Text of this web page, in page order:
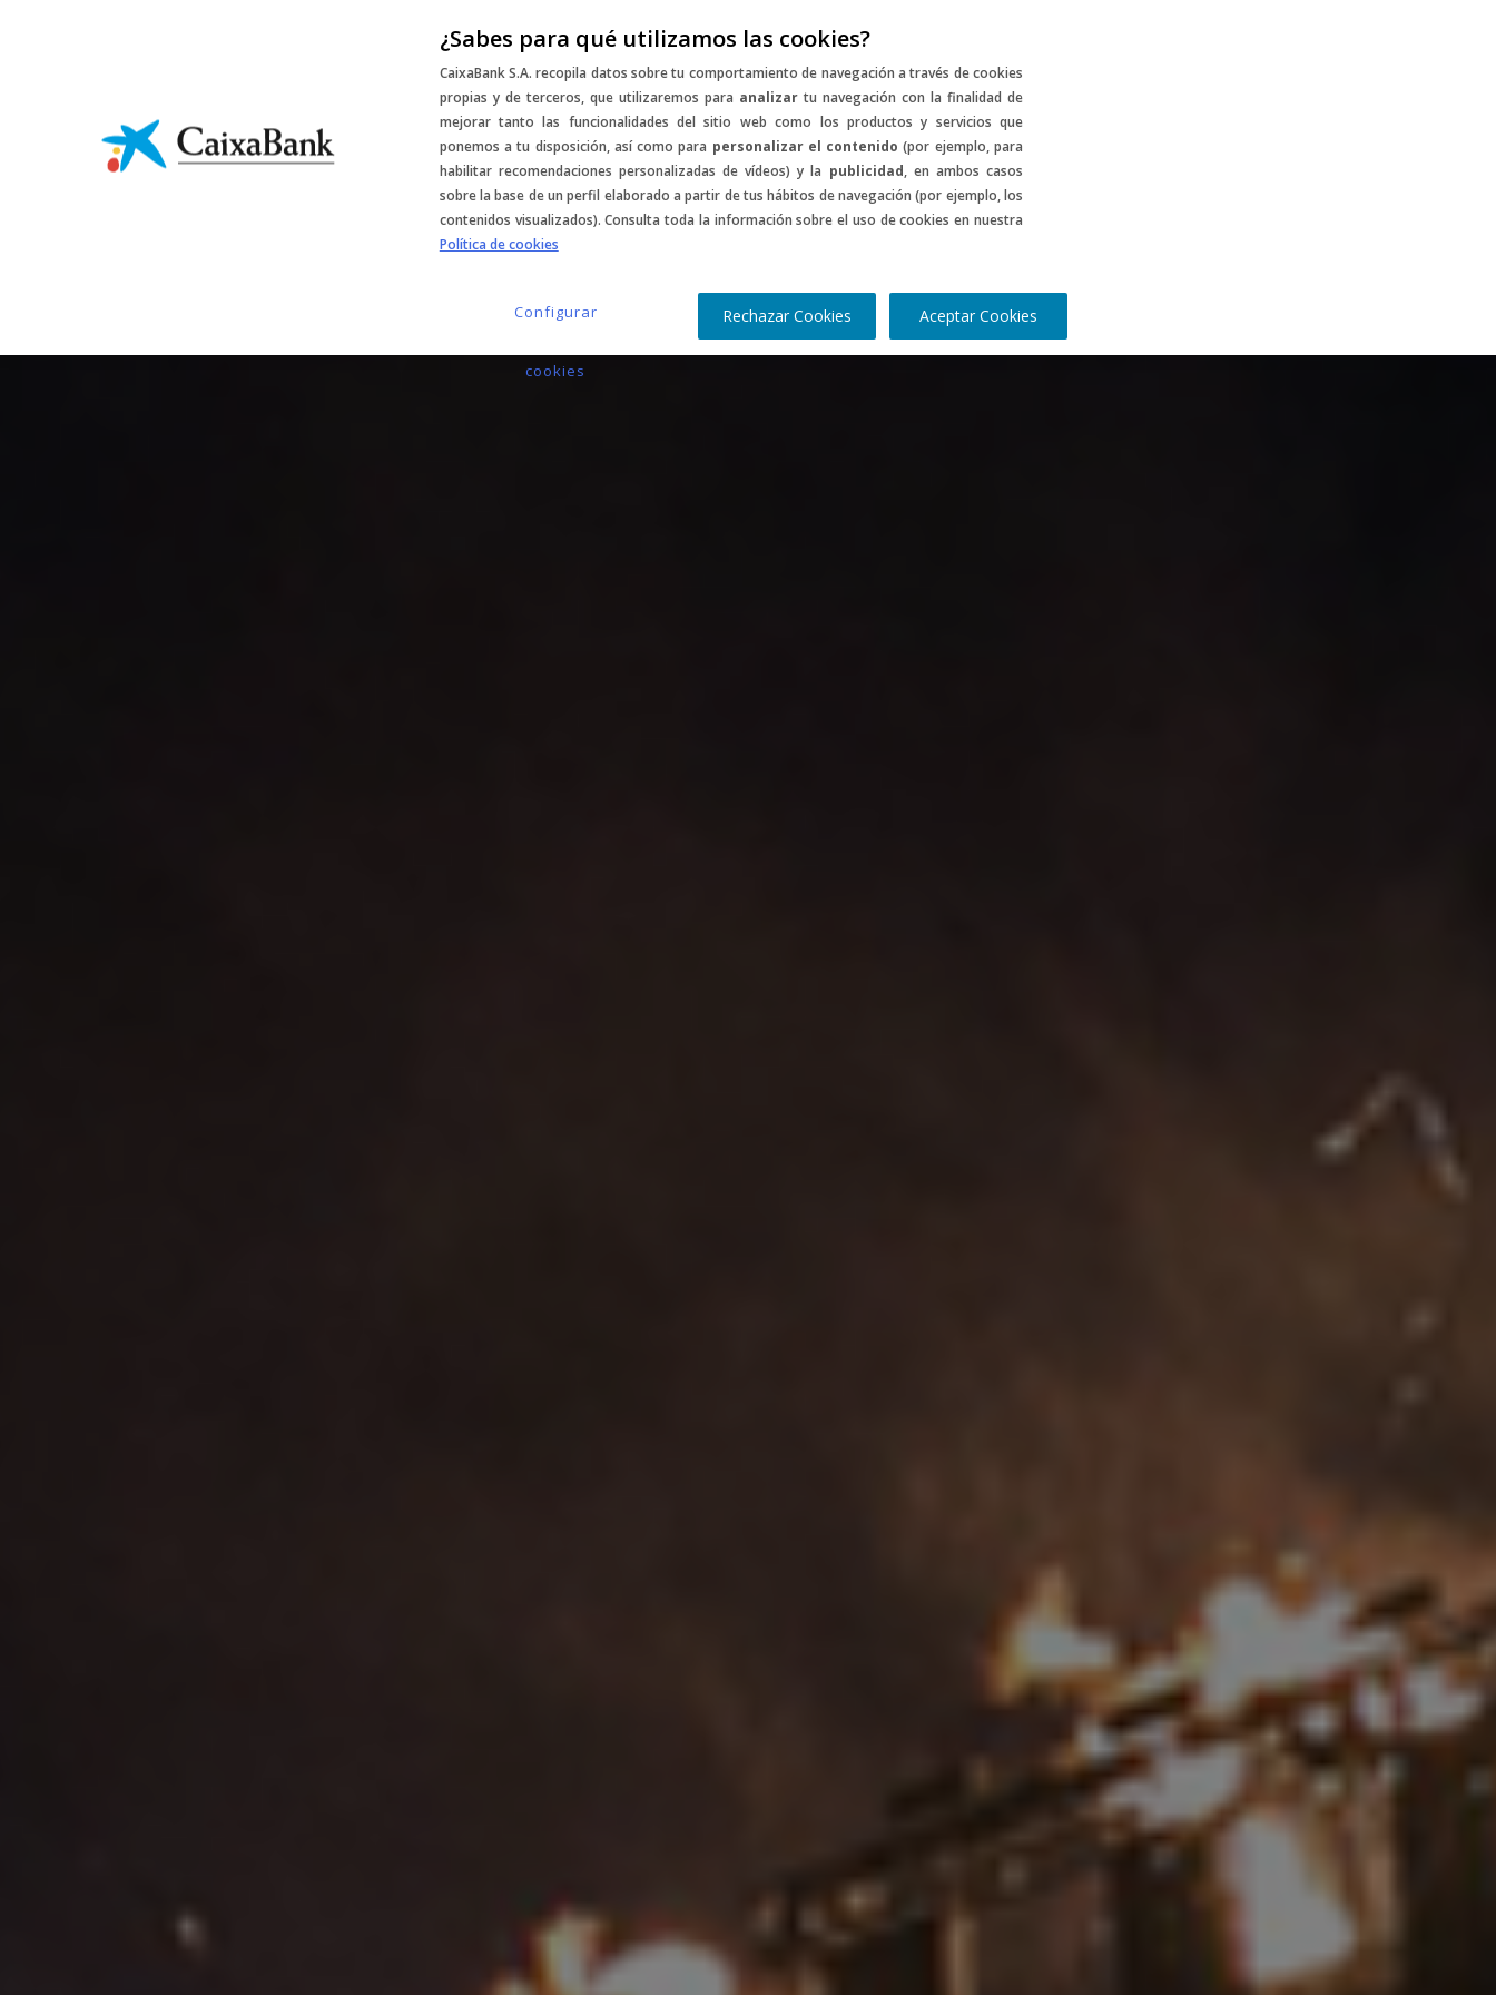
¿Sabes para qué utilizamos las cookies?
CaixaBank S.A. recopila datos sobre tu comportamiento de navegación a través de cookies
propias y de terceros, que utilizaremos para analizar tu navegación con la finalidad de
mejorar tanto las funcionalidades del sitio web como los productos y servicios que
ponemos a tu disposición, así como para personalizar el contenido (por ejemplo, para
habilitar recomendaciones personalizadas de vídeos) y la publicidad, en ambos casos
sobre la base de un perfil elaborado a partir de tus hábitos de navegación (por ejemplo, los
contenidos visualizados). Consulta toda la información sobre el uso de cookies en nuestra
Política de cookies
Configurar
cookies
Rechazar Cookies Aceptar Cookies
Sorteos y descuentos Music Sports Gastro